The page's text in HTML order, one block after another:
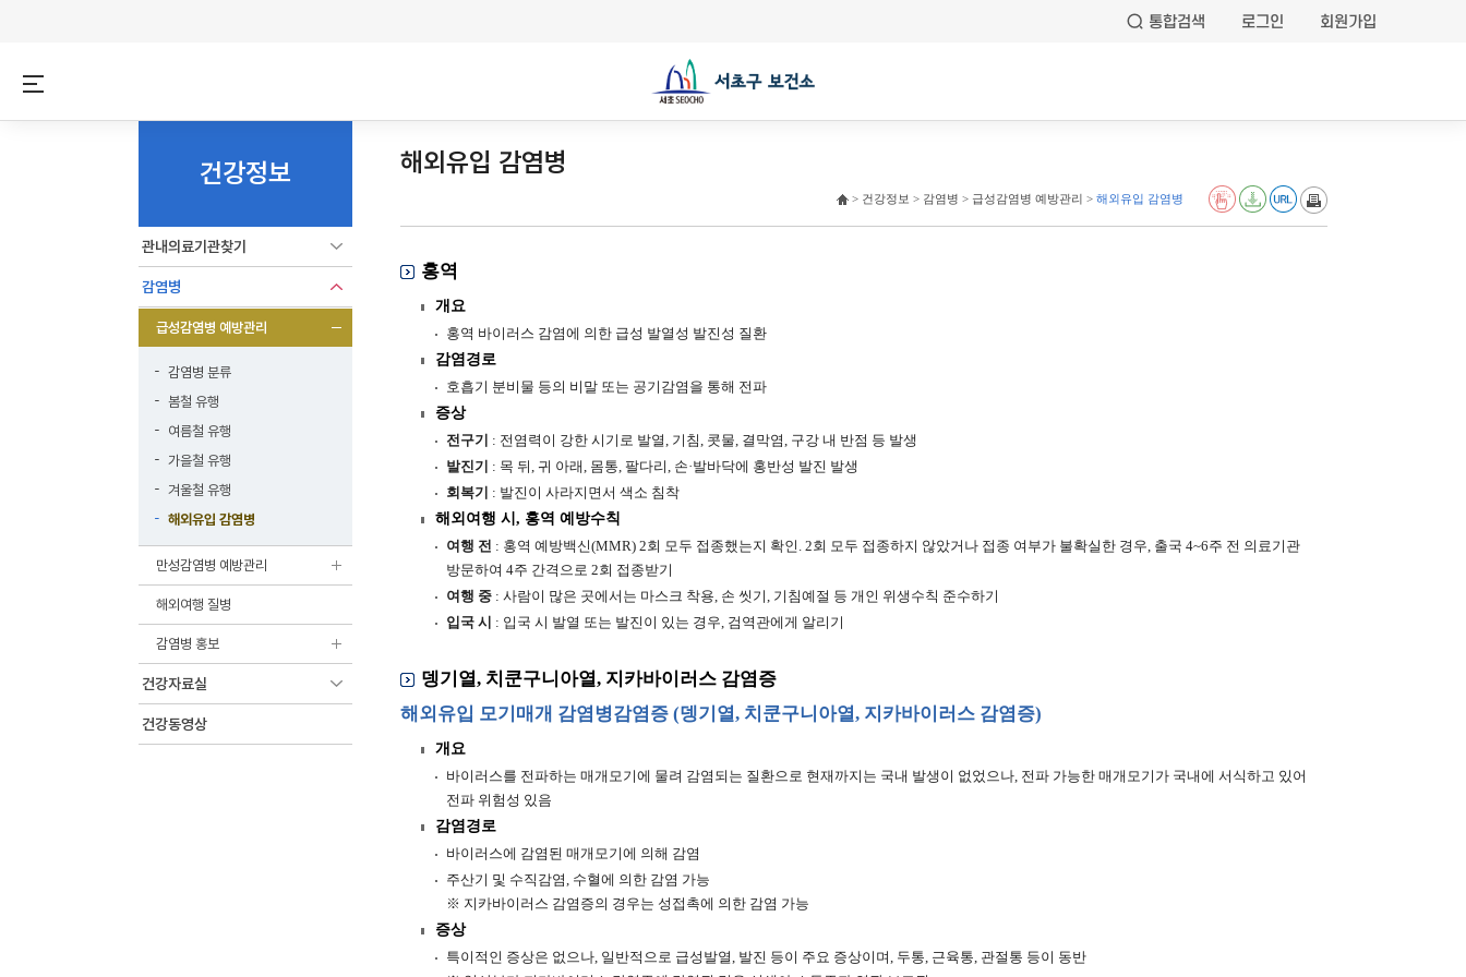
통합검색 로그인 회원가입
건강정보
관내의료기관찾기
감염병
급성감염병 예방관리
감염병 분류
봄철 유행
여름철 유행
가을철 유행
겨울철 유행
해외유입 감염병
만성감염병 예방관리
해외여행 질병
감염병 홍보
건강자료실
건강동영상
해외유입 감염병
> 건강정보 > 감염병 > 급성감염병 예방관리 > 해외유입 감염병
홍역
개요
홍역 바이러스 감염에 의한 급성 발열성 발진성 질환
감염경로
호흡기 분비물 등의 비말 또는 공기감염을 통해 전파
증상
전구기 : 전염력이 강한 시기로 발열, 기침, 콧물, 결막염, 구강 내 반점 등 발생
발진기 : 목 뒤, 귀 아래, 몸통, 팔다리, 손·발바닥에 홍반성 발진 발생
회복기 : 발진이 사라지면서 색소 침착
해외여행 시, 홍역 예방수칙
여행 전 : 홍역 예방백신(MMR) 2회 모두 접종했는지 확인. 2회 모두 접종하지 않았거나 접종 여부가 불확실한 경우, 출국 4~6주 전 의료기관
방문하여 4주 간격으로 2회 접종받기
여행 중: 사람이 많은 곳에서는 마스크 착용, 손 씻기, 기침예절 등 개인 위생수칙 준수하기
입국 시 : 입국 시 발열 또는 발진이 있는 경우, 검역관에게 알리기
뎅기열, 치쿤구니아열, 지카바이러스 감염증
해외유입 모기매개 감염병감염증 (뎅기열, 치쿤구니아열, 지카바이러스 감염증)
개요
바이러스를 전파하는 매개모기에 물려 감염되는 질환으로 현재까지는 국내 발생이 없었으나, 전파 가능한 매개모기가 국내에 서식하고 있어
전파 위험성 있음
감염경로
바이러스에 감염된 매개모기에 의해 감염
주산기 및 수직감염, 수혈에 의한 감염 가능
※ 지카바이러스 감염증의 경우는 성접촉에 의한 감염 가능
증상
특이적인 증상은 없으나, 일반적으로 급성발열, 발진 등이 주요 증상이며, 두통, 근육통, 관절통 등이 동반